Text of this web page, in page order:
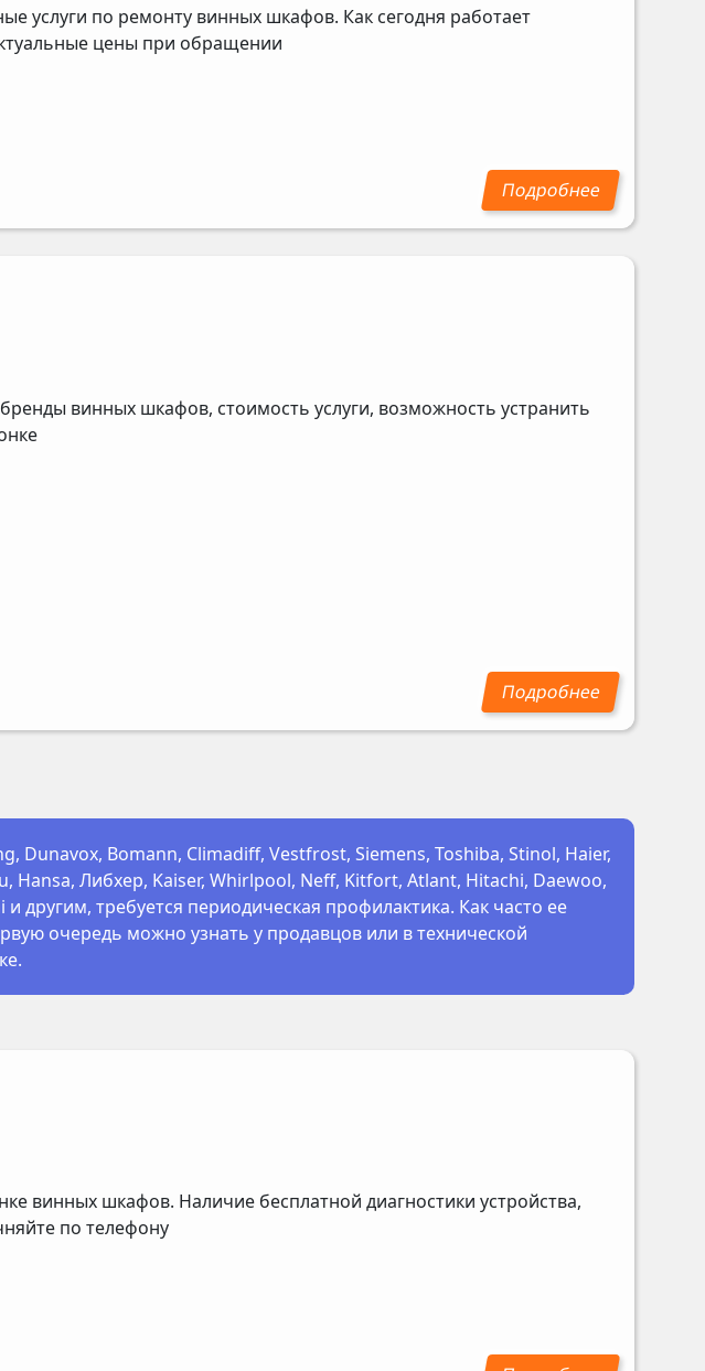
услуги по ремонту винных шкафов. Как сегодня работает
цены при обращении
винных шкафов, стоимость услуги, возможность устранить
Dunavox, Bomann, Climadiff, Vestfrost, Siemens, Toshiba, Stinol, Haier,
Hansa, Либхер, Kaiser, Whirlpool, Neff, Kitfort, Atlant, Hitachi, Daewoo,
другим, требуется периодическая профилактика. Как часто ее
очередь можно узнать у продавцов или в технической
винных шкафов. Наличие бесплатной диагностики устройства,
по телефону